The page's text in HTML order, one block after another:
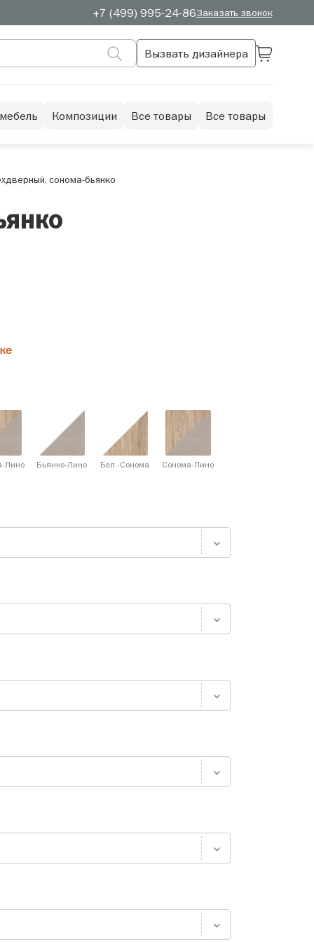
+7 (499) 995-24-86Заказать звонок
Вызвать дизайнера
Композиции Все товары Все товары
сонома-бьянко
Лино Бьянко-Лино Бел.-Сонома Сонома-Лино